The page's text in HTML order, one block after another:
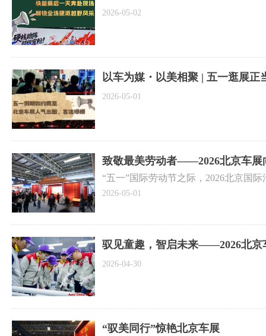
2026-05-02
以车为媒・以美相聚 | 五一逛展
2026-05-01
致敬最美劳动者——2026北京车展
“五一”国际劳动节之际，2026北京国
崇高的敬意！向每一位用汗水诠释责
2026-05-01
驭见童趣，智启未来——2026北京
2026-04-30
“驭美同行”惊艳北京车展